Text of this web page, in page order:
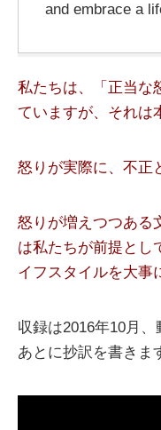
and embrace a
私たちは、「正当な
ていますが、それは
怒りが実際に、不正
怒りが増えつつある
は私たちが前提とし
イフスタイルを大事
収録は2016年10月
あとに抄訳を書きま